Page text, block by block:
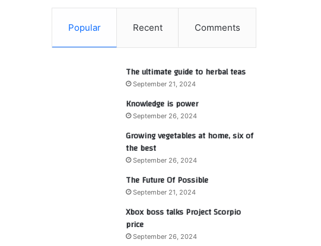
Popular Recent Comments
The ultimate guide to herbal teas
September 21, 2024
Knowledge is power
September 26, 2024
Growing vegetables at home, six of
the best
September 26, 2024
The Future Of Possible
September 21, 2024
Xbox boss talks Project Scorpio
price
September 26, 2024